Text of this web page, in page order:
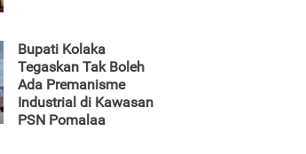
Bupati Kolaka
Tegaskan Tak Boleh
Ada Premanisme
Industrial di Kawasan
PSN Pomalaa